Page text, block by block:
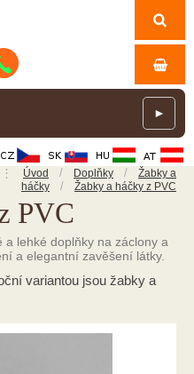
►
⋮ Úvod / Doplňky /
Žabky a
háčky
/ Žabky a háčky z PVC
PVC
a lehké doplňky na záclony a
a elegantní zavěšení látky.
variantou jsou žabky a